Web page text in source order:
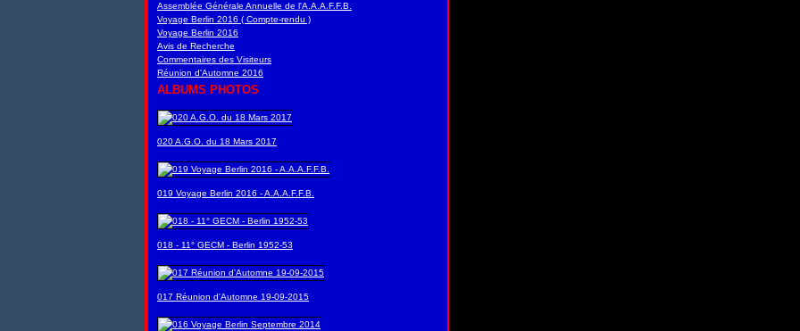
Assemblée Générale Annuelle de l'A.A.A.F.F.B.
Voyage Berlin 2016 ( Compte-rendu )
Voyage Berlin 2016
Avis de Recherche
Commentaires des Visiteurs
Réunion d'Automne 2016
ALBUMS PHOTOS
020 A.G.O. du 18 Mars 2017
019 Voyage Berlin 2016 - A.A.A.F.F.B.
018 - 11° GECM - Berlin 1952-53
017 Réunion d'Automne 19-09-2015